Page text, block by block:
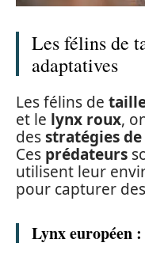
Les félins de
adaptatives
Les félins de
et le lynx roux,
desstratégies de
Ces prédateurs
utilisent leur
pour capturer des
Lynx européen